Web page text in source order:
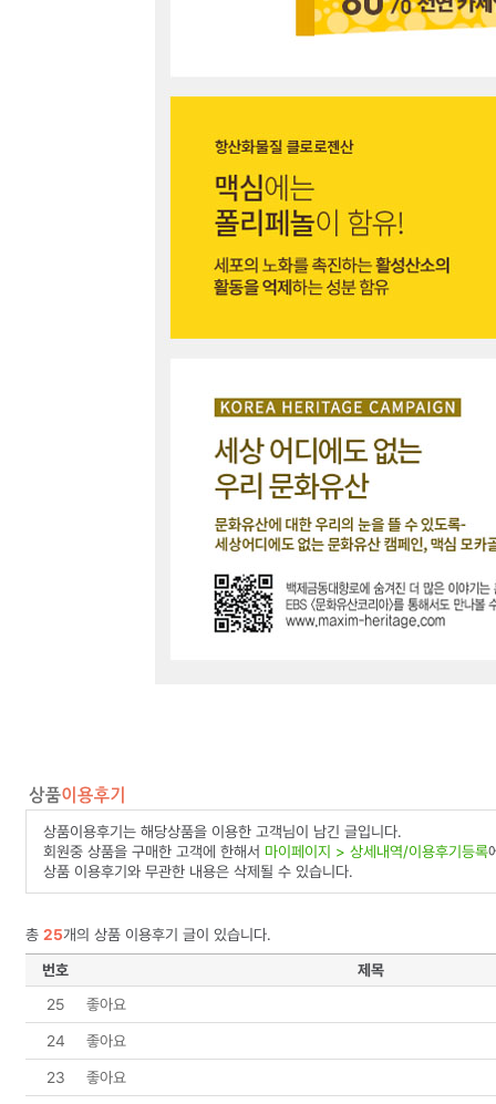
상품이용후기는 해당상품을 이용한 고객님이 남긴 글입니다.
회원중 상품을 구매한 고객에 한해서 마이페이지 > 상세내역/이용후기등록
상품 이용후기와 무관한 내용은 삭제될 수 있습니다.
총 25개의 상품 이용후기 글이 있습니다.
번호
제목
25
좋아요
24 좋아요
23 좋아요